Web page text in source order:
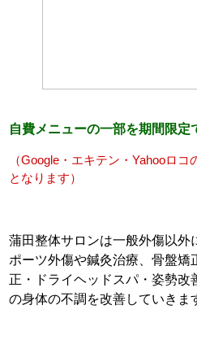
自費メニューの一部を期間限定
（Google・エキテン・Yahooロコ
となります）
蒲田整体サロンは一般外傷以外
ポーツ外傷や鍼灸治療、骨盤矯
正・ドライヘッドスパ・姿勢改
の身体の不調を改善していきま